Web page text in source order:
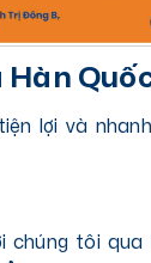
lợi và
chúng tôi